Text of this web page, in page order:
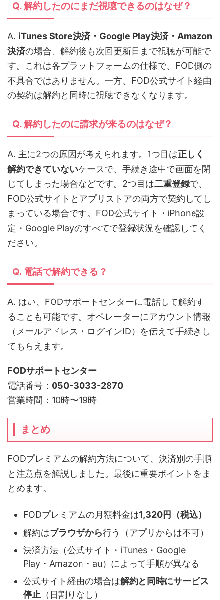
Q. 解約したのにまだ視聴できるのはなぜ？
A. iTunes Store決済・Google Play決済・Amazon
決済の場合、解約後も次回更新日まで視聴が可能で
す。これは各プラットフォームの仕様で、FOD側の
不具合ではありません。一方、FOD公式サイト経由
の契約は解約と同時に視聴できなくなります。
Q. 解約したのに請求が来るのはなぜ？
A. 主に2つの原因が考えられます。1つ目は正しく
解約できていないケースで、手続き途中で画面を閉
じてしまった場合などです。2つ目は二重登録で、
FOD公式サイトとアプリストアの両方で契約してし
まっている場合です。FOD公式サイト・iPhone設
定・Google Playのすべてで登録状況を確認してく
ださい。
Q. 電話で解約できる？
A. はい、FODサポートセンターに電話して解約す
ることも可能です。オペレーターにアカウント情報
（メールアドレス・ログインID）を伝えて手続きし
てもらえます。
FODサポートセンター
電話番号： 050-3033-2870
営業時間：10時〜19時
まとめ
FODプレミアムの解約方法について、決済別の手順
と注意点を解説しました。最後に重要ポイントをま
とめます。
FODプレミアムの月額料金は1,320円（税込）
解約はブラウザから行う（アプリからは不可）
決済方法（公式サイト・iTunes・Google
Play・Amazon・au）によって手順が異なる
公式サイト経由の場合は解約と同時にサービス
停止 （日割りなし）